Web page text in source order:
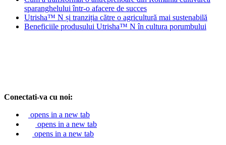
sparanghelului într-o afacere de succes
Utrisha™ N și tranziția către o agricultură mai sustenabilă
Beneficiile produsului Utrisha™ N în cultura porumbului
Conectati-va cu noi:
opens in a new tab
opens in a new tab
opens in a new tab